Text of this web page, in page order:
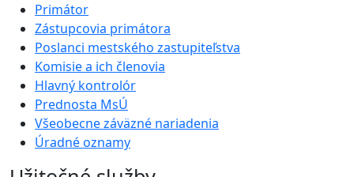
Primátor
Zástupcovia primátora
Poslanci mestského zastupiteľstva
Komisie a ich členovia
Hlavný kontrolór
Prednosta MsÚ
Všeobecne záväzné nariadenia
Úradné oznamy